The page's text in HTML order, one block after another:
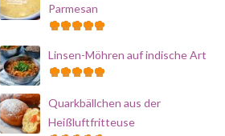
Parmesan
Linsen-Möhren auf indische Art
Quarkbällchen aus der
Heißluftfritteuse